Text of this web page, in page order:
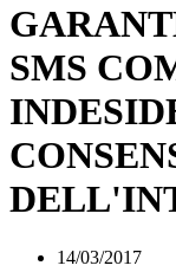
SMS
14/03/2017